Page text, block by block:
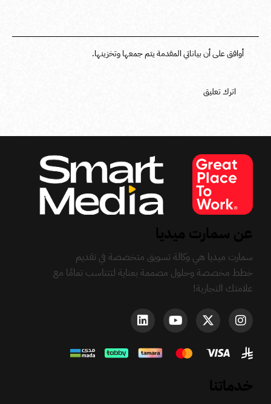
أوافق على أن بياناتي المقدمة يتم جمعها وتخزينها.
سمارت ميديا هي وكالة تسويق متخصصة في تقديم
خطط مخصصة وحلول مصممة بعناية لتتناسب تمامًا مع
علامتك التجارية!